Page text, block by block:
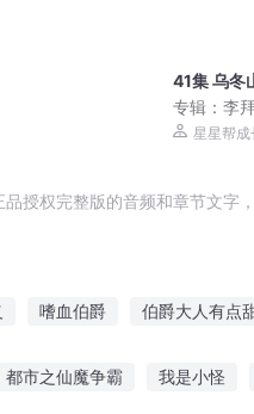
41集 乌冬
专辑：李
星星帮
授权完整版的音频和章节文字
嗜血伯爵 伯爵大人有点
都市之仙魔争霸 我是小怪